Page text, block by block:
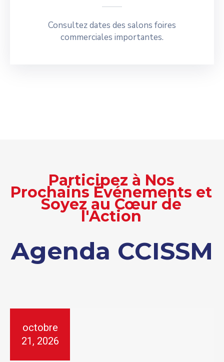
Consultez dates des salons foires
commerciales importantes.
Participez à Nos
Prochains Événements et
Soyez au Cœur de
l'Action
Agenda CCISSM
octobre
21, 2026